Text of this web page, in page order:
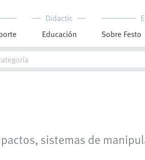
Didactic
Educación
Sobre Festo
sistemas de